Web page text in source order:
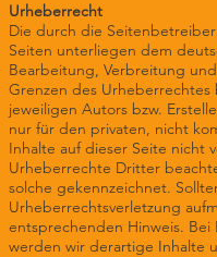
Urheberrecht
Die durch die
Seiten unterliegen dem
Bearbeitung, Verbreitung
Grenzen des
jeweiligen Autors bzw.
nur für den privaten, nicht
Inhalte auf dieser Seite nicht
Urheberrechte Dritter
solche gekennzeichnet.
Urheberrechtsverletzung
entsprechenden Hinweis.
werden wir derartige Inhalte